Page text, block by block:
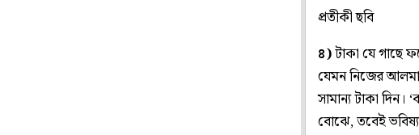
প্রতীকী ছবি
৪)টাকা যে গাছে
যেমন নিজের
সামান্য টাকা
বোঝে, তবেই